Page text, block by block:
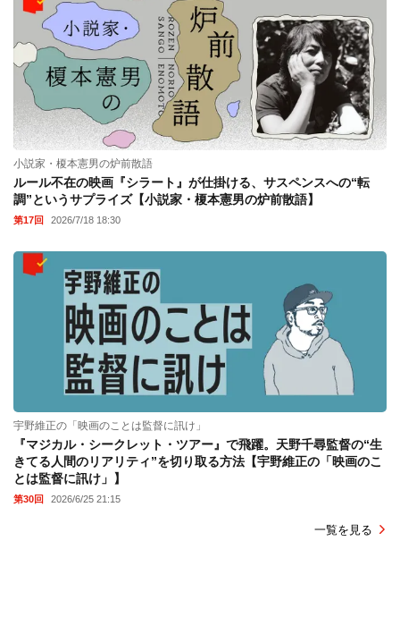
小説家・榎本憲男の炉前散語
ルール不在の映画『シラート』が仕掛ける、サスペンスへの“転
調”というサプライズ【小説家・榎本憲男の炉前散語】
第17回 2026/7/18 18:30
宇野維正の「映画のことは監督に訊け」
『マジカル・シークレット・ツアー』で飛躍。天野千尋監督の“生
きてる人間のリアリティ”を切り取る方法【宇野維正の「映画のこ
とは監督に訊け」】
第30回 2026/6/25 21:15
一覧を見る